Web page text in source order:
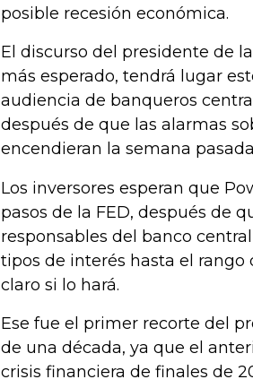
posible recesión económica.
El discurso del presidente de
más esperado, tendrá lugar
audiencia de banqueros
después de que las alarmas
encendieran la semana
Los inversores esperan que
pasos de la FED, después de
responsables del banco
tipos de interés hasta el rango
claro si lo hará.
Ese fue el primer recorte del
de una década, ya que el
crisis financiera de finales de